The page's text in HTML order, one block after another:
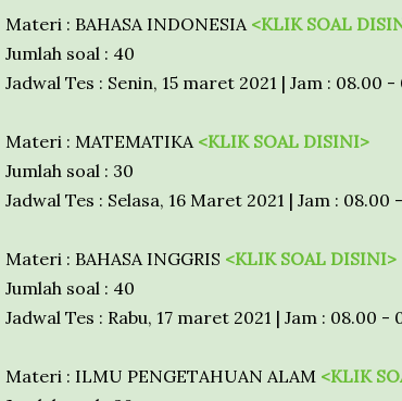
Materi : BAHASA INDONESIA <KLIK SOAL
Jumlah soal : 40
Jadwal Tes : Senin, 15 maret 2021 | Jam : 08.00 -
Materi : MATEMATIKA <KLIK SOAL DISINI>
Jumlah soal : 30
Jadwal Tes : Selasa, 16 Maret 2021 | Jam : 08.00
Materi : BAHASA INGGRIS <KLIK SOAL DISINI>
Jumlah soal : 40
Jadwal Tes : Rabu, 17 maret 2021 | Jam : 08.00 -
Materi : ILMU PENGETAHUAN ALAM <KLIK